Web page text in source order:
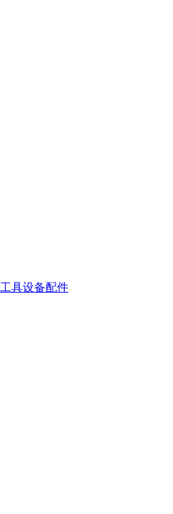
工具设备配件